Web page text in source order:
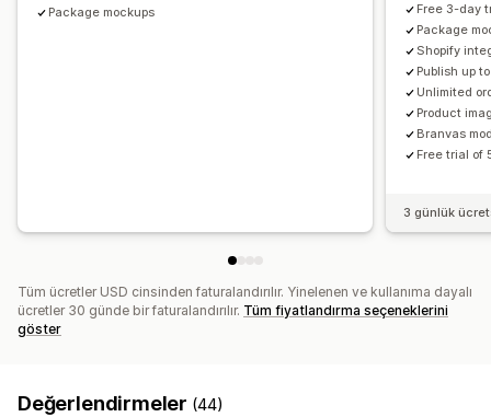
Package mockups
Free 3-day
Package
Shopify
Publish up
Unlimited
Product
Branvas
Free trial of
3 günlük
Tüm ücretler USD cinsinden faturalandırılır. Yinelenen ve kullanıma dayalı
ücretler 30 günde bir faturalandırılır. Tüm fiyatlandırma seçeneklerini
göster
Değerlendirmeler (44)